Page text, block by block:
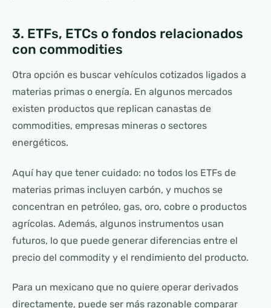
3. ETFs, ETCs o fondos relacionados
con commodities
Otra opción es buscar vehículos cotizados ligados a
materias primas o energía. En algunos mercados
existen productos que replican canastas de
commodities, empresas mineras o sectores
energéticos.
Aquí hay que tener cuidado: no todos los ETFs de
materias primas incluyen carbón, y muchos se
concentran en petróleo, gas, oro, cobre o productos
agrícolas. Además, algunos instrumentos usan
futuros, lo que puede generar diferencias entre el
precio del commodity y el rendimiento del producto.
Para un mexicano que no quiere operar derivados
directamente, puede ser más razonable comparar